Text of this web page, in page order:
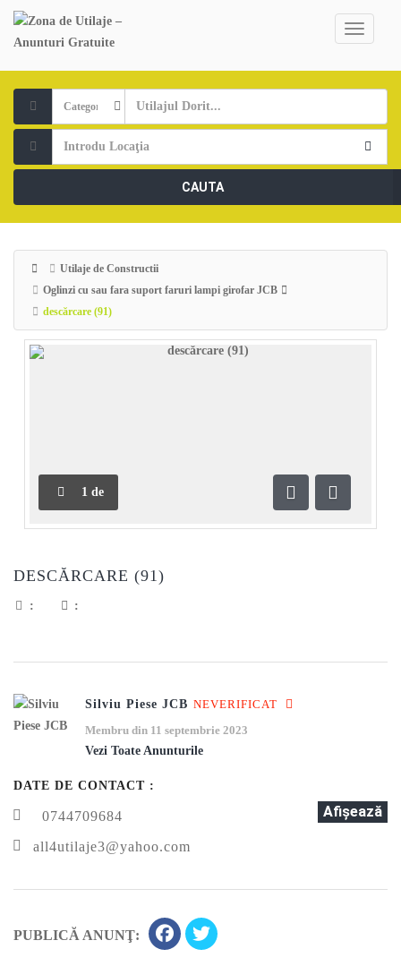
CAUTA
Utilaje de Constructii
Oglinzi cu sau fara suport faruri lampi girofar JCB
descărcare (91)
1 de
Anterioară
DESCĂRCARE (91)
: :
Silviu Piese JCB NEVERIFICAT
Membru din 11 septembrie 2023
Vezi Toate Anunturile
DATE DE CONTACT :
0744709684 Afişează
all4utilaje3@yahoo.com
PUBLICĂ ANUNŢ: